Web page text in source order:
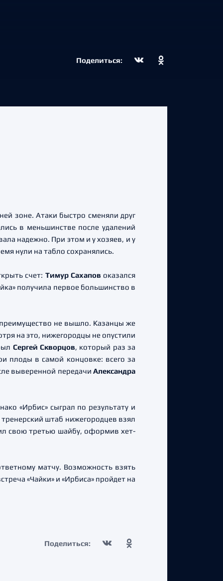
Поделиться:
зоне. Атаки быстро сменяли друг
в меньшинстве после удалений
надежно. При этом и у хозяев, и у
нули на табло сохранялись.
счет: Тимур Сахапов оказался
получила первое большинство в
не вышло. Казанцы же
на это, нижегородцы не опустили
Сергей Скворцов, который раз за
плоды в самой концовке: всего за
выверенной передачиАлександра
«Ирбис» сыграл по результату и
штаб нижегородцев взял
свою третью шайбу, оформив хет-
матчу. Возможность взять
«Чайки» и «Ирбиса» пройдет на
Поделиться: